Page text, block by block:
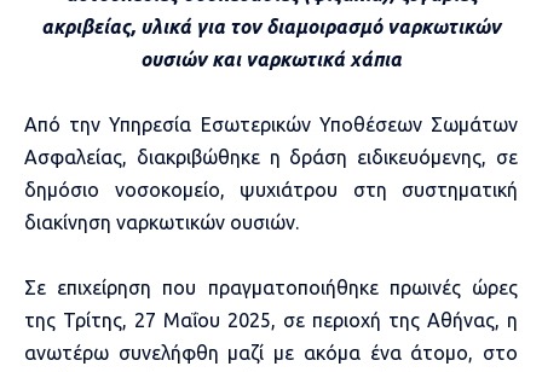
ακριβείας, υλικά για τον διαμοιρασμό ναρκωτικών
ουσιών και ναρκωτικά χάπια
Από την Υπηρεσία Εσωτερικών Υποθέσεων Σωμάτων
Ασφαλείας, διακριβώθηκε η δράση ειδικευόμενης, σε
δημόσιο νοσοκομείο, ψυχιάτρου στη συστηματική
διακίνηση ναρκωτικών ουσιών.
Σε επιχείρηση που πραγματοποιήθηκε πρωινές ώρες
της Τρίτης, 27 Μαΐου 2025, σε περιοχή της Αθήνας, η
ανωτέρω συνελήφθη μαζί με ακόμα ένα άτομο, στο